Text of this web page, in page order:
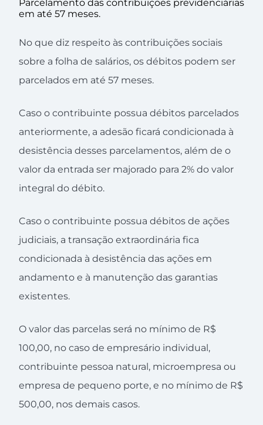
Parcelamento das contribuições previdenciárias
em até 57 meses.
­No que diz respeito às contribuições sociais
sobre a folha de salários, os débitos podem ser
parcelados em até 57 meses.
Caso o contribuinte possua débitos parcelados
anteriormente, a adesão ficará condicionada à
desistência desses parcelamentos, além de o
valor da entrada ser majorado para 2% do valor
integral do débito.
Caso o contribuinte possua débitos de ações
judiciais, a transação extraordinária fica
condicionada à desistência das ações em
andamento e à manutenção das garantias
existentes.
O valor das parcelas será no mínimo de R$
100,00, no caso de empresário individual,
contribuinte pessoa natural, microempresa ou
empresa de pequeno porte, e no mínimo de R$
500,00, nos demais casos.